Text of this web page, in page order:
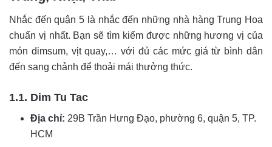
Nhắc đến quận 5 là nhắc đến những nhà hàng Trung Hoa
chuẩn vị nhất. Bạn sẽ tìm kiếm được những hương vị của
món dimsum, vịt quay,… với đủ các mức giá từ bình dân
đến sang chảnh để thoải mái thưởng thức.
1.1. Dim Tu Tac
Địa chỉ: 29B Trần Hưng Đạo, phường 6, quận 5, TP.
HCM